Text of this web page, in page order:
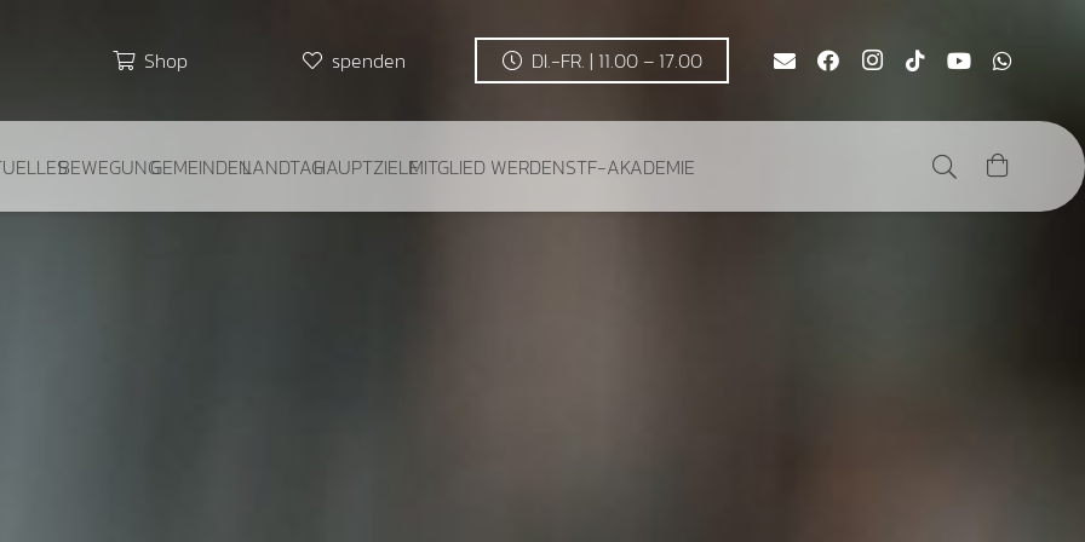
Shop spenden DI.-FR. | 11.00 – 17.00
BEWEGUNGGEMEINDENLANDTAGHAUPTZIELEMITGLIED WERDENSTF-AKADEMIE